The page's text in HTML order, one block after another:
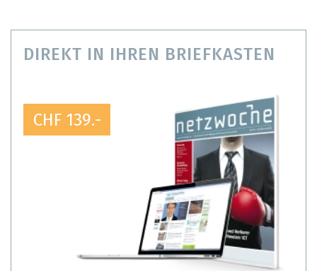
DIREKT IN IHREN BRIEFKASTEN
CHF 139.-